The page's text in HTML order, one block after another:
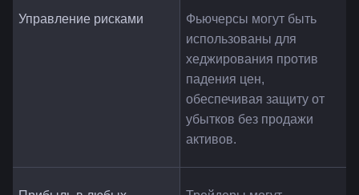
Управление рисками
Фьючерсы могут быть
использованы для
хеджирования против
падения цен,
обеспечивая защиту от
убытков без продажи
активов.